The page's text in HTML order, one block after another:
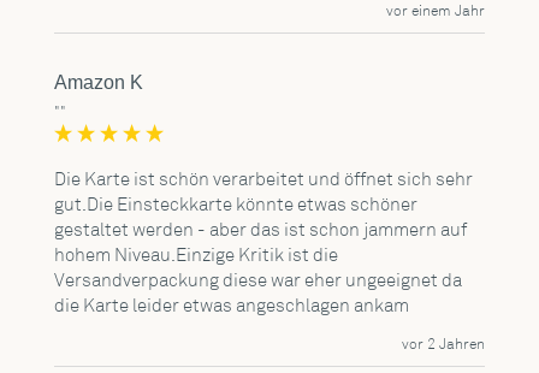
vor einem Jahr
Amazon K
""
Die Karte ist schön verarbeitet und öffnet sich sehr
gut.Die Einsteckkarte könnte etwas schöner
gestaltet werden - aber das ist schon jammern auf
hohem Niveau.Einzige Kritik ist die
Versandverpackung diese war eher ungeeignet da
die Karte leider etwas angeschlagen ankam
vor 2 Jahren